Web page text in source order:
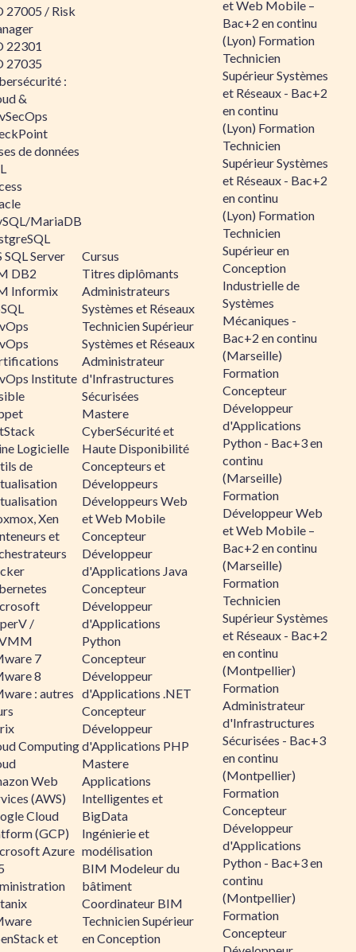
27005 / Risk
22301
27035
:
&
de données
MariaDB
SQL Server
DB2
Informix
Institute
Logicielle
de
Xen
et
/
7
8
: autres
Computing
Web
(AWS)
Cloud
(GCP)
Azure
et
Cursus
Titres diplômants
Administrateurs
Systèmes et Réseaux
Technicien Supérieur
Systèmes et Réseaux
Administrateur
d'Infrastructures
Sécurisées
Mastere
CyberSécurité et
Haute Disponibilité
Concepteurs et
Développeurs
Développeurs Web
et Web Mobile
Concepteur
Développeur
d'Applications Java
Concepteur
Développeur
d'Applications
Python
Concepteur
Développeur
d'Applications .NET
Concepteur
Développeur
d'Applications PHP
Mastere
Applications
Intelligentes et
BigData
Ingénierie et
modélisation
BIM Modeleur du
bâtiment
Coordinateur BIM
Technicien Supérieur
en Conception
et Web Mobile –
Bac+2 en continu
(Lyon) Formation
Technicien
Supérieur Systèmes
et Réseaux - Bac+2
en continu
(Lyon) Formation
Technicien
Supérieur Systèmes
et Réseaux - Bac+2
en continu
(Lyon) Formation
Technicien
Supérieur en
Conception
Industrielle de
Systèmes
Mécaniques -
Bac+2 en continu
(Marseille)
Formation
Concepteur
Développeur
d'Applications
Python - Bac+3 en
continu
(Marseille)
Formation
Développeur Web
et Web Mobile –
Bac+2 en continu
(Marseille)
Formation
Technicien
Supérieur Systèmes
et Réseaux - Bac+2
en continu
(Montpellier)
Formation
Administrateur
d'Infrastructures
Sécurisées - Bac+3
en continu
(Montpellier)
Formation
Concepteur
Développeur
d'Applications
Python - Bac+3 en
continu
(Montpellier)
Formation
Concepteur